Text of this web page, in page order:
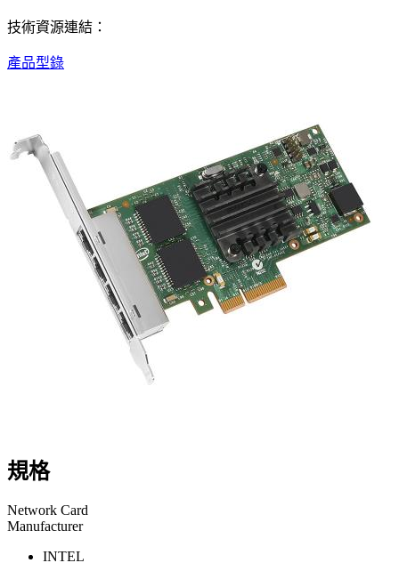
技術資源連結：
產品型錄
規格
Network Card
Manufacturer
INTEL